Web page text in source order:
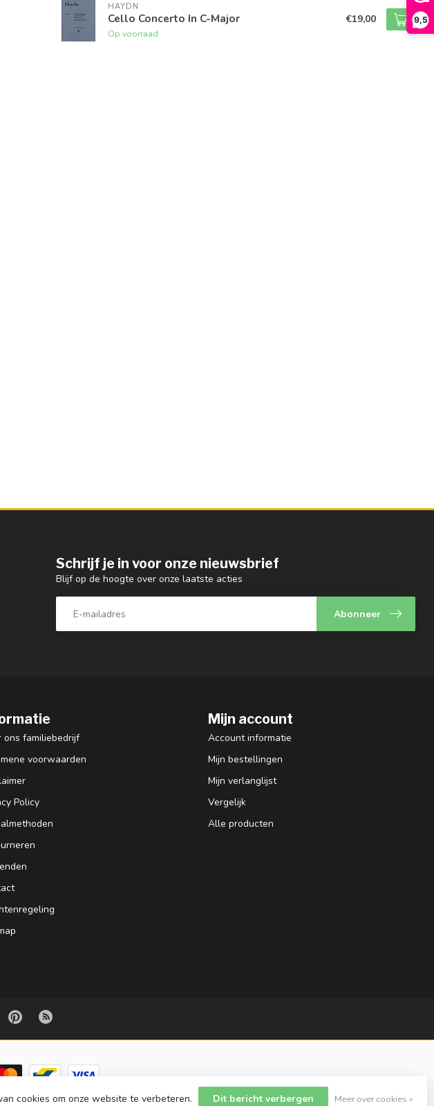
9,5
HAYDN
Cello Concerto In C-Major
Op voorraad
€19,00
Schrijf je in voor onze nieuwsbrief
Blijf op de hoogte over onze laatste acties
Abonneer
ons familiebedrijf
voorwaarden
Policy
Mijn account
Account informatie
Mijn bestellingen
Mijn verlanglijst
Vergelijk
Alle producten
cookies om onze website te verbeteren. Dit bericht verbergen Meer over cookies »